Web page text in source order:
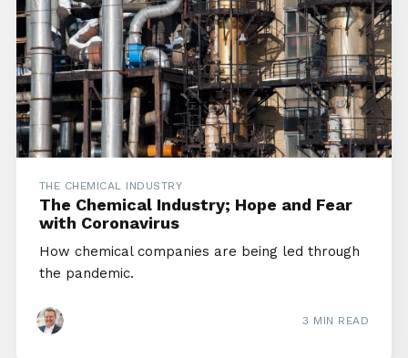
THE CHEMICAL INDUSTRY
The Chemical Industry; Hope and Fear
with Coronavirus
How chemical companies are being led through
the pandemic.
3 MIN READ